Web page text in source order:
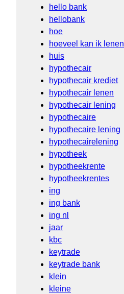
hello bank
hellobank
hoe
hoeveel kan ik lenen
huis
hypothecair
hypothecair krediet
hypothecair lenen
hypothecair lening
hypothecaire
hypothecaire lening
hypothecairelening
hypotheek
hypotheekrente
hypotheekrentes
ing
ing bank
ing nl
jaar
kbc
keytrade
keytrade bank
klein
kleine